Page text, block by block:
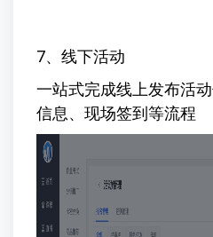
7、线下活动
一站式完成线上发布活
信息、现场签到等流程